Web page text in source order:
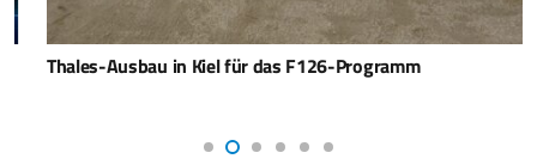
Thales-Ausbau in Kiel für das F126-Programm